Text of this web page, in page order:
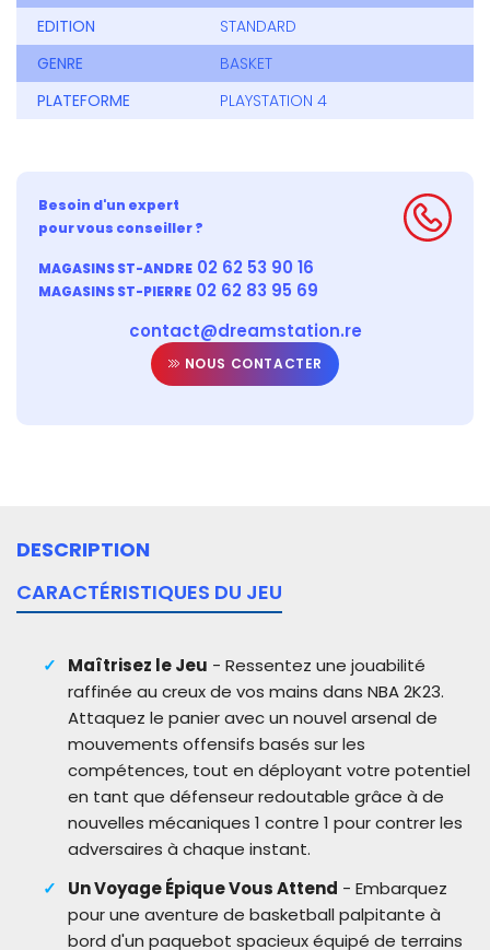
EDITION
STANDARD
GENRE
BASKET
PLATEFORME
PLAYSTATION 4
Besoin d'un expert
pour vous conseiller ?
MAGASINS ST-ANDRE 02 62 53 90 16
MAGASINS ST-PIERRE 02 62 83 95 69
contact@dreamstation.re
NOUS CONTACTER
DESCRIPTION
CARACTÉRISTIQUES DU JEU
Maîtrisez le Jeu - Ressentez une jouabilité
raffinée au creux de vos mains dans NBA 2K23.
Attaquez le panier avec un nouvel arsenal de
mouvements offensifs basés sur les
compétences, tout en déployant votre potentiel
en tant que défenseur redoutable grâce à de
nouvelles mécaniques 1 contre 1 pour contrer les
adversaires à chaque instant.
Un Voyage Épique Vous Attend - Embarquez
pour une aventure de basketball palpitante à
bord d'un paquebot spacieux équipé de terrains